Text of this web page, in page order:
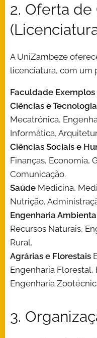
2. Oferta de
A UniZambeze
licenciatura, com um
Faculdade Exemplos
Ciências e Tecnologia
Mecatrónica,
Informática,
Ciências Sociais e
Finanças, Economia,
Comunicação.
Saúde Medicina,
Nutrição,
Engenharia
Recursos Naturais,
Rural.
Agrárias e Florestais
Engenharia Florestal,
Engenharia
3.